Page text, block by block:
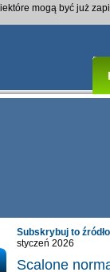
Subskrybuj to
styczeń 2026
Scalone
mogą być już